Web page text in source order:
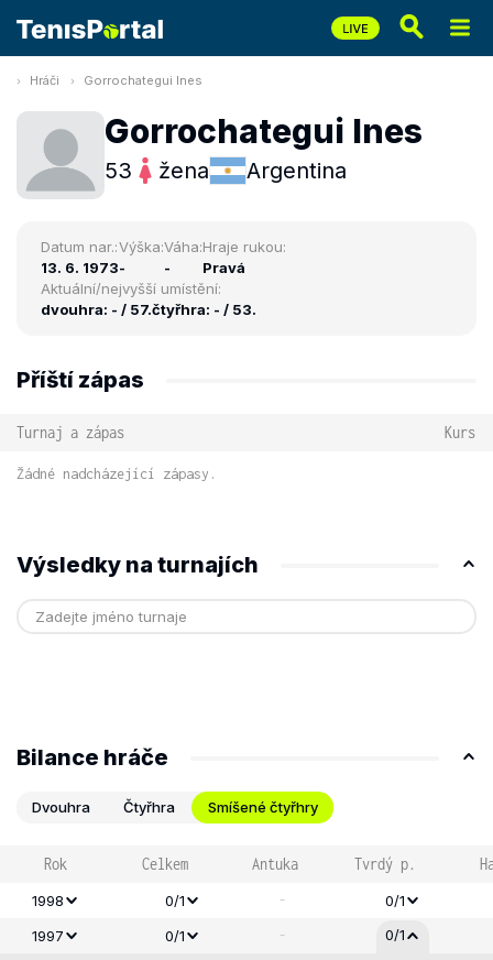
Hráči Gorrochategui Ines
Gorrochategui Ines
53 žena Argentina
Datum nar.:
13. 6. 1973
Výška:
-
Váha:
-
Hraje rukou:
Pravá
Aktuální/nejvyšší umístění:
dvouhra: - / 57.čtyřhra: - / 53.
Příští zápas
Turnaj a zápas Kurs
Žádné nadcházející zápasy.
Výsledky na turnajích
Bilance hráče
Dvouhra Čtyřhra Smíšené čtyřhry
Rok Celkem Antuka Tvrdý p.
1998 0/1 -
0/1
1997
0/1 - 0/1